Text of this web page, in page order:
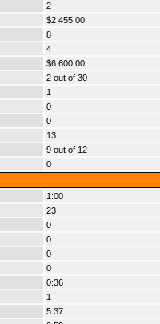
2
$2 455,00
8
4
$6 600,00
2 out of 30
1
0
0
13
9 out of 12
0
1:00
23
0
0
0
0
0:36
1
5:37